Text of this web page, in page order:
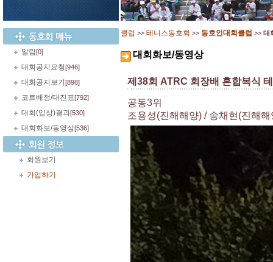
알림[0]
대회공지요청[946]
대회공지보기 [898]
코트배정/대진표[792]
대회(입상)결과[530]
대회화보/동영상[536]
회원보기
가입하기
클럽 >> 테니스동호회 >> 동호인대회클럽 >> 대
대회화보/동영상
제38회 ATRC 회장배 혼합복식
공동3위
조용성(진해해양) / 송채현(진해해